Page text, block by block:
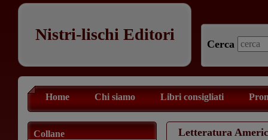
Nistri-lischi Editori
Cerca
Home Chi siamo Libri consigliati
Collane
Letteratura